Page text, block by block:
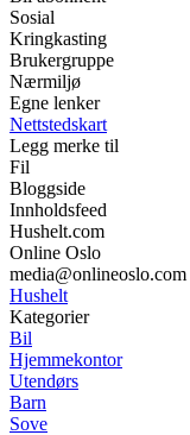
Sosial
Kringkasting
Brukergruppe
Nærmiljø
Egne lenker
Nettstedskart
Legg merke til
Fil
Bloggside
Innholdsfeed
Hushelt.com
Online Oslo
media@onlineoslo.com
Hushelt
Kategorier
Bil
Hjemmekontor
Utendørs
Barn
Sove